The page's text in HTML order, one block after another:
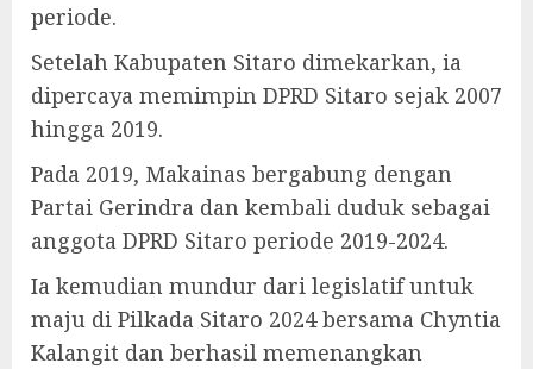
periode.
Setelah Kabupaten Sitaro dimekarkan, ia
dipercaya memimpin DPRD Sitaro sejak 2007
hingga 2019.
Pada 2019, Makainas bergabung dengan
Partai Gerindra dan kembali duduk sebagai
anggota DPRD Sitaro periode 2019-2024.
Ia kemudian mundur dari legislatif untuk
maju di Pilkada Sitaro 2024 bersama Chyntia
Kalangit dan berhasil memenangkan